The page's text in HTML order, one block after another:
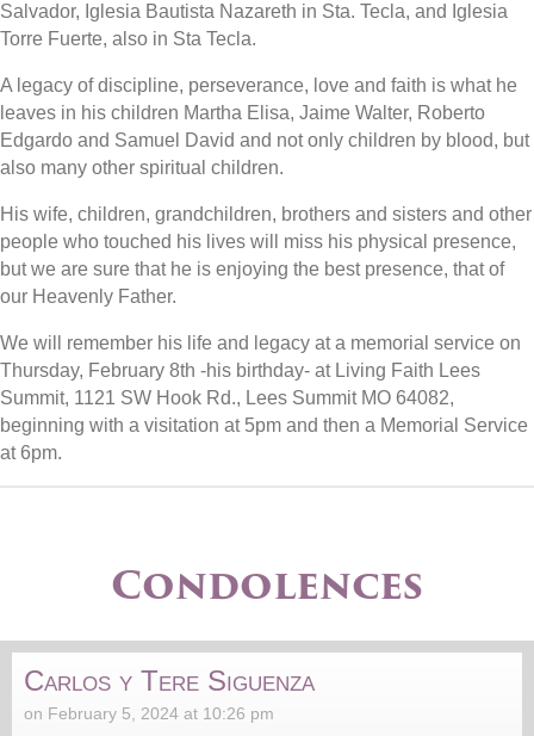
Salvador, Iglesia Bautista Nazareth in Sta. Tecla, and Iglesia
Torre Fuerte, also in Sta Tecla.
A legacy of discipline, perseverance, love and faith is what he
leaves in his children Martha Elisa, Jaime Walter, Roberto
Edgardo and Samuel David and not only children by blood, but
also many other spiritual children.
His wife, children, grandchildren, brothers and sisters and other
people who touched his lives will miss his physical presence,
but we are sure that he is enjoying the best presence, that of
our Heavenly Father.
We will remember his life and legacy at a memorial service on
Thursday, February 8th -his birthday- at Living Faith Lees
Summit, 1121 SW Hook Rd., Lees Summit MO 64082,
beginning with a visitation at 5pm and then a Memorial Service
at 6pm.
Condolences
Carlos y Tere Siguenza
on February 5, 2024 at 10:26 pm